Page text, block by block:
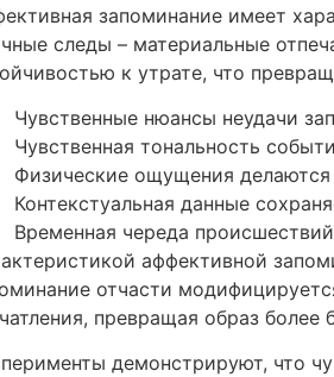
запоминание имеет
следы – материальные
к утрате, что
Чувственные нюансы неудачи
Чувственная тональность
Физические ощущения делаются
Контекстуальная данные
Временная череда
аффективной
отчасти
превращая образ
демонстрируют, что